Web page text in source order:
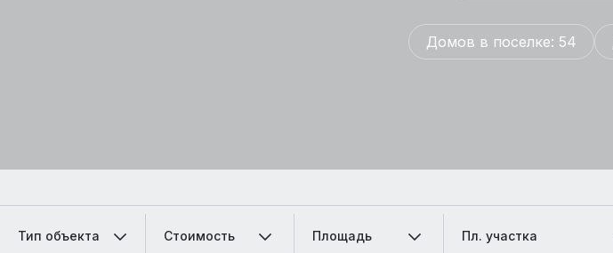
Домов в поселке: 54
Тип объекта Стоимость Площадь Пл. участка